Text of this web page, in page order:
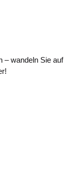
– wandeln Sie auf